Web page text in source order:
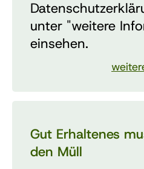
unter "weitere
einsehen.
Gut Erhaltenes
den Müll